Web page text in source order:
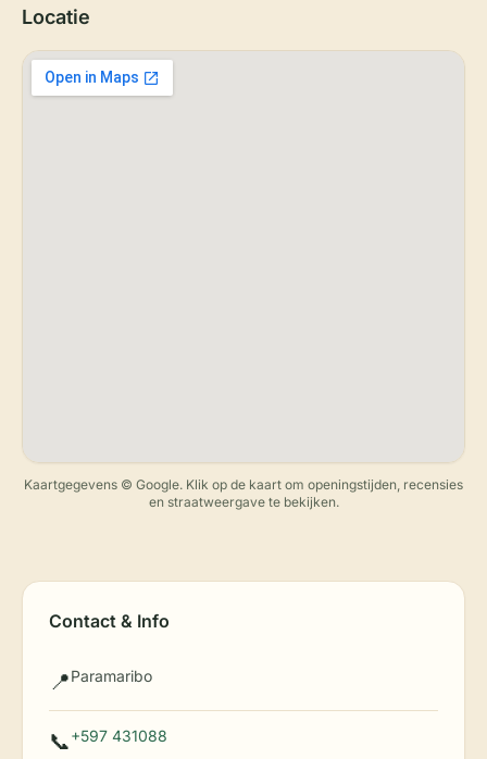
Locatie
Kaartgegevens © Google. Klik op de kaart om openingstijden, recensies
en straatweergave te bekijken.
Contact & Info
📍Paramaribo
📞+597 431088